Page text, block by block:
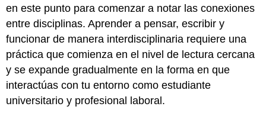
en este punto para comenzar a notar las conexiones
entre disciplinas. Aprender a pensar, escribir y
funcionar de manera interdisciplinaria requiere una
práctica que comienza en el nivel de lectura cercana
y se expande gradualmente en la forma en que
interactúas con tu entorno como estudiante
universitario y profesional laboral.